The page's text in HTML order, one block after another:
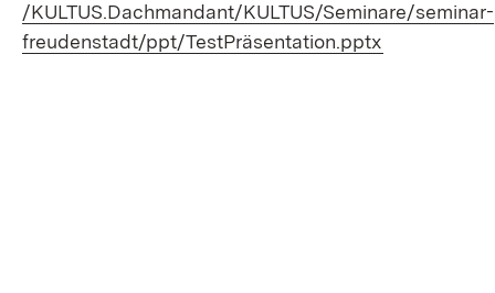
Download:
/KULTUS.Dachmandant/KULTUS/Seminare/seminar-
freudenstadt/ppt/TestPräsentation.pptx